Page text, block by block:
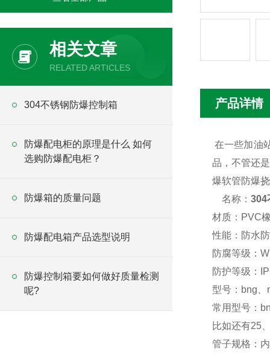
相关文章
RELATED ARTICLES
304不锈钢防爆控制箱
防爆配电柜的原理是什么 如何
选购防爆配电柜？
防爆箱的质量问题
防爆配电箱产品选型说明
防爆控制箱要如何做好质量检测
呢?
产品详情
在一些加油
品，不管还
爆软管防爆
名称： 304
材质：PVC
性能：防水
防腐等级：
防护等级：
型号：bng、
常用型号：
比如还有25
管子规格：